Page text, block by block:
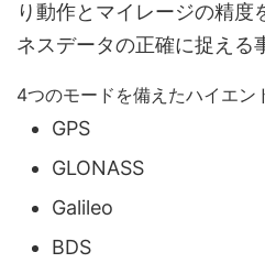
り動作とマイレージの精度
ネスデータの正確に捉える
4つのモードを備えたハイエン
GPS
GLONASS
Galileo
BDS